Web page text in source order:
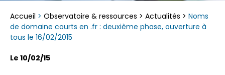
Accueil > Observatoire & ressources > Actualités > Noms
de domaine courts en .fr : deuxième phase, ouverture à
tous le 16/02/2015
Le 10/02/15